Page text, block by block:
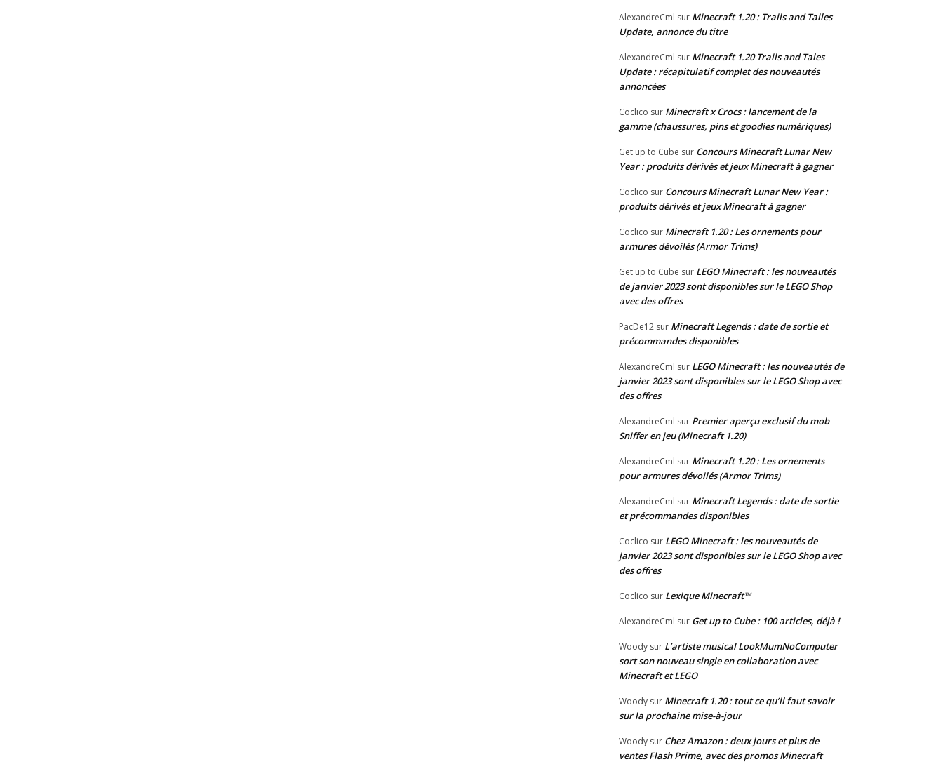
AlexandreCml sur Minecraft 1.20 : Trails and Tailes
Update, annonce du titre
AlexandreCml sur Minecraft 1.20 Trails and Tales
Update : récapitulatif complet des nouveautés
annoncées
Coclico sur Minecraft x Crocs : lancement de la
gamme (chaussures, pins et goodies numériques)
Get up to Cube sur Concours Minecraft Lunar New
Year : produits dérivés et jeux Minecraft à gagner
Coclico sur Concours Minecraft Lunar New Year :
produits dérivés et jeux Minecraft à gagner
Coclico sur Minecraft 1.20 : Les ornements pour
armures dévoilés (Armor Trims)
Get up to Cube sur LEGO Minecraft : les nouveautés
de janvier 2023 sont disponibles sur le LEGO Shop
avec des offres
PacDe12 sur Minecraft Legends : date de sortie et
précommandes disponibles
AlexandreCml sur LEGO Minecraft : les nouveautés de
janvier 2023 sont disponibles sur le LEGO Shop avec
des offres
AlexandreCml sur Premier aperçu exclusif du mob
Sniffer en jeu (Minecraft 1.20)
AlexandreCml sur Minecraft 1.20 : Les ornements
pour armures dévoilés (Armor Trims)
AlexandreCml sur Minecraft Legends : date de sortie
et précommandes disponibles
Coclico sur LEGO Minecraft : les nouveautés de
janvier 2023 sont disponibles sur le LEGO Shop avec
des offres
Coclico sur Lexique Minecraft™
AlexandreCml sur Get up to Cube : 100 articles, déjà !
Woody sur L’artiste musical LookMumNoComputer
sort son nouveau single en collaboration avec
Minecraft et LEGO
Woody sur Minecraft 1.20 : tout ce qu’il faut savoir
sur la prochaine mise-à-jour
Woody sur Chez Amazon : deux jours et plus de
ventes Flash Prime, avec des promos Minecraft